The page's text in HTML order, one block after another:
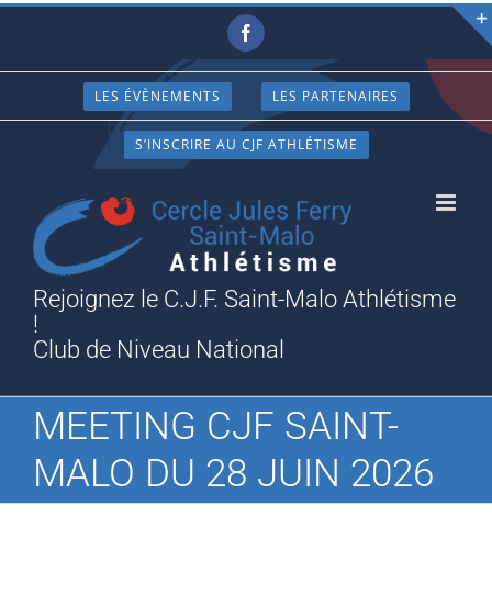
Passer
contenu
Facebook
LES ÉVÈNEMENTS LES PARTENAIRES
S’INSCRIRE AU CJF ATHLÉTISME
Rejoignez le C.J.F. Saint-Malo Athlétisme
!
Club de Niveau National
MEETING CJF SAINT-
MALO DU 28 JUIN 2026